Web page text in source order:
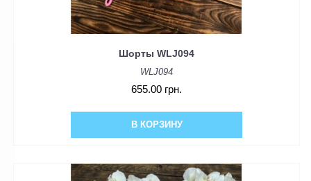
Шорты WLJ094
WLJ094
655.00 грн.
В КОРЗИНУ